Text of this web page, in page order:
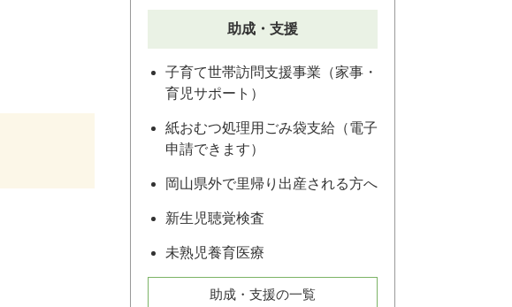
助成・支援
子育て世帯訪問支援事業（家事・
育児サポート）
紙おむつ処理用ごみ袋支給（電子
申請できます）
岡山県外で里帰り出産される方へ
新生児聴覚検査
未熟児養育医療
助成・支援の一覧